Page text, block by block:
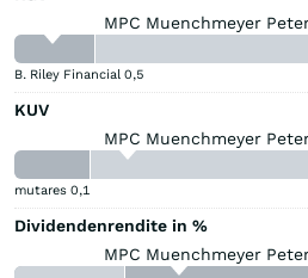
MPC Muenchmeyer
B. Riley Financial 0,5
KUV
MPC Muenchmeyer
mutares 0,1
Dividendenrendite in %
MPC Muenchmeyer